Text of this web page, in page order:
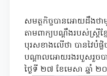
សមត្ថកិច្ចបានអោយដឹងថ
តាមពាក្យបណ្តឹងរបស់ស្ត្រីខ្
បុរសខាងលើថា បានវៃបំផ្
បណ្តាលអោយរងរបួសរួច
ថ្ងៃទី ២៧ ខែមេសា ឆ្នាំ